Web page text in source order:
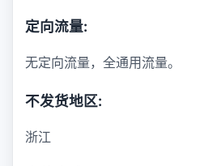
定向流量:
无定向流量，全通用流量。
不发货地区:
浙江